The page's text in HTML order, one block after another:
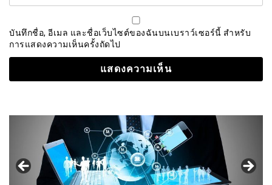
บันทึกชื่อ, อีเมล และชื่อเว็บไซต์ของฉันบนเบราว์เซอร์นี้ สำหรับ
การแสดงความเห็นครั้งถัดไป